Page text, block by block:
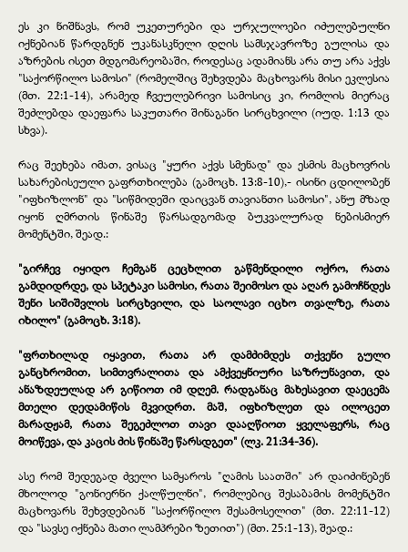
ეს კი ნიშნავს, რომ უკეთურები და ურჯულოები იძულებულნი
იქნებიან წარდგნენ უკანასკნელი დღის სამსჯავროზე გულისა და
აზრების ისეთ მდგომარეობაში, როდესაც ადამიანს არა თუ არა აქვს
"საქორწილო სამოსი" (რომელშიც შეხვდება მაცხოვარს მისი ეკლესია
(მთ. 22:1-14), არამედ ჩვეულებრივი სამოსიც კი, რომლის მიერაც
შეძლებდა დაეფარა საკუთარი შინაგანი სირცხვილი (იუდ. 1:13 და
სხვა).
რაც შეეხება იმათ, ვისაც "ყური აქვს სმენად" და ესმის მაცხოვრის
სახარებისეული გაფრთხილება (გამოცხ. 13:8-10),- ისინი ცდილობენ
"იფხიზლონ" და "სიწმიდეში დაიცვან თავიანთი სამოსი", ანუ მზად
იყონ ღმრთის წინაშე წარსადგომად ბუკვალურად ნებისმიერ
მომენტში, შეად.:
"გირჩევ იყიდო ჩემგან ცეცხლით გაწმენდილი ოქრო, რათა
გამდიდრდე, და სპეტაკი სამოსი, რათა შეიმოსო და აღარ გამოჩნდეს
შენი სიშიშვლის სირცხვილი, და საოლავი იცხო თვალზე, რათა
იხილო" (გამოცხ. 3:18).
"ფრთხილად იყავით, რათა არ დამძიმდეს თქვენი გული
განცხრომით, სიმთვრალითა და ამქვეყნიური საზრუნავით, და
ანაზდეულად არ გიწიოთ იმ დღემ. რადგანაც მახესავით დაეცემა
მთელი დედამიწის მკვიდრთ. მაშ, იფხიზლეთ და ილოცეთ
მარადჟამ, რათა შეგეძლოთ თავი დააღწიოთ ყველაფერს, რაც
მოიწევა, და კაცის ძის წინაშე წარსდგეთ" (ლკ. 21:34-36).
ასე რომ შედეგად ძველი სამყაროს "ღამის საათში" არ დაიძინებენ
მხოლოდ "გონიერნი ქალწულნი", რომლებიც შესაბამის მომენტში
მაცხოვარს შეხვდებიან "საქორწილო შესამოსელით" (მთ. 22:11-12)
და "სავსე იქნება მათი ლამპრები ზეთით") (მთ. 25:1-13), შეად.: